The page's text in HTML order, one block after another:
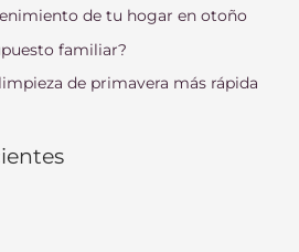
de tu hogar en otoño
familiar?
de primavera más rápida